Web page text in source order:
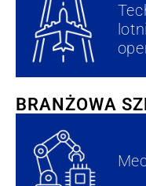
BRANŻOWA